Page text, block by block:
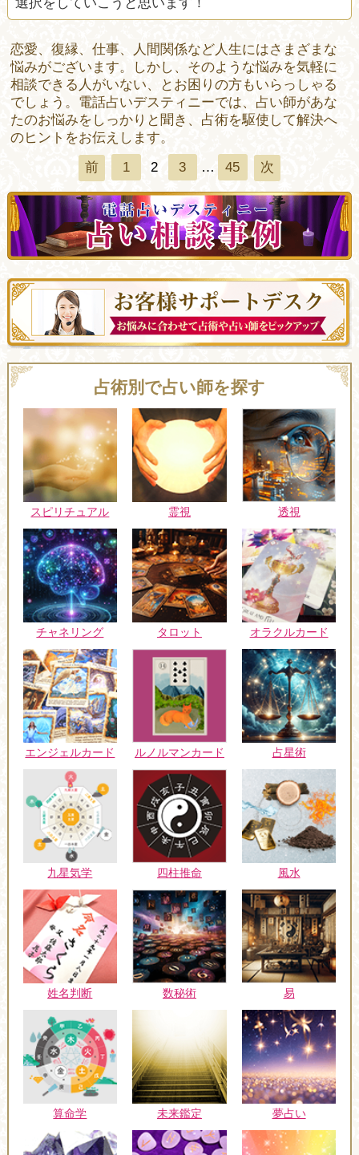
恋愛、復縁、仕事、人間関係など人生にはさまざまな
悩みがございます。しかし、そのような悩みを気軽に
相談できる人がいない、とお困りの方もいらっしゃる
でしょう。電話占いデスティニーでは、占い師があな
たのお悩みをしっかりと聞き、占術を駆使して解決へ
のヒントをお伝えします。
前
1 2 3 … 45 次
占術別で占い師を探す
スピリチュアル 霊視 透視
チャネリング タロット オラクルカード
エンジェルカード ルノルマンカード 占星術
九星気学 四柱推命 風水
姓名判断 数秘術 易
算命学 未来鑑定 夢占い